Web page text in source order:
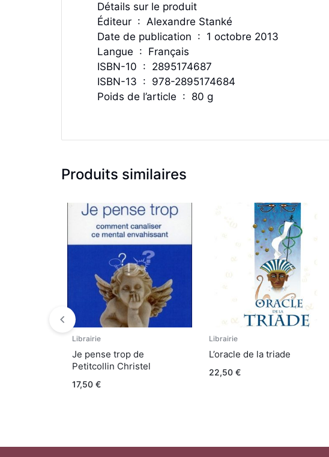
Détails sur le produit
Éditeur ‏ : ‎ Alexandre Stanké
Date de publication ‏ : ‎ 1 octobre 2013
Langue ‏ : ‎ Français
ISBN-10 ‏ : ‎ 2895174687
ISBN-13 ‏ : ‎ 978-2895174684
Poids de l’article ‏ : ‎ 80 g
Produits similaires
Librairie
Je pense trop de
Petitcollin Christel
17,50 €
Librairie
L’oracle de la triade
22,50 €